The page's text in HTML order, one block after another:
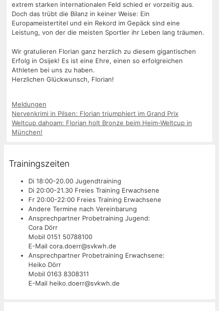
extrem starken internationalen Feld schied er vorzeitig aus.
Doch das trübt die Bilanz in keiner Weise: Ein
Europameistertitel und ein Rekord im Gepäck sind eine
Leistung, von der die meisten Sportler ihr Leben lang träumen.
Wir gratulieren Florian ganz herzlich zu diesem gigantischen
Erfolg in Osijek! Es ist eine Ehre, einen so erfolgreichen
Athleten bei uns zu haben.
Herzlichen Glückwunsch, Florian!
Kategorien
Meldungen
Nervenkrimi in Pilsen: Florian triumphiert im Grand Prix
Weltcup dahoam: Florian holt Bronze beim Heim-Weltcup in
München!
Trainingszeiten
Di 18:00-20.00 Jugendtraining
Di 20:00-21.30 Freies Training Erwachsene
Fr 20:00-22:00 Freies Training Erwachsene
Andere Termine nach Vereinbarung
Ansprechpartner Probetraining Jugend:
Cora Dörr
Mobil 0151 50788100
E-Mail cora.doerr@svkwh.de
Ansprechpartner Probetraining Erwachsene:
Heiko Dörr
Mobil 0163 8308311
E-Mail heiko.doerr@svkwh.de